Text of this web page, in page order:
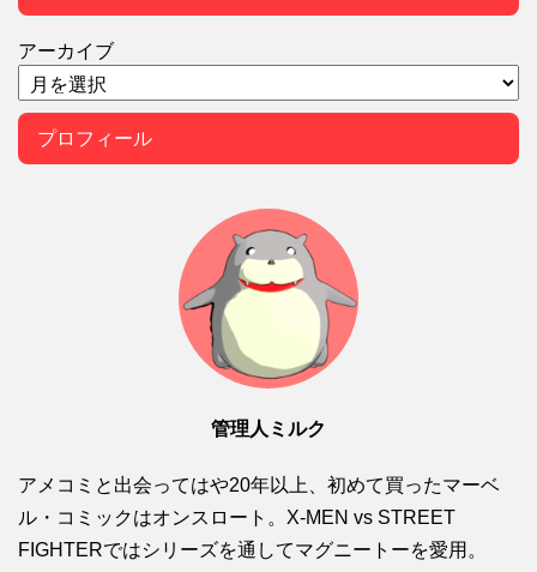
アーカイブ
プロフィール
管理人ミルク
アメコミと出会ってはや20年以上、初めて買ったマーベ
ル・コミックはオンスロート。X-MEN vs STREET
FIGHTERではシリーズを通してマグニートーを愛用。